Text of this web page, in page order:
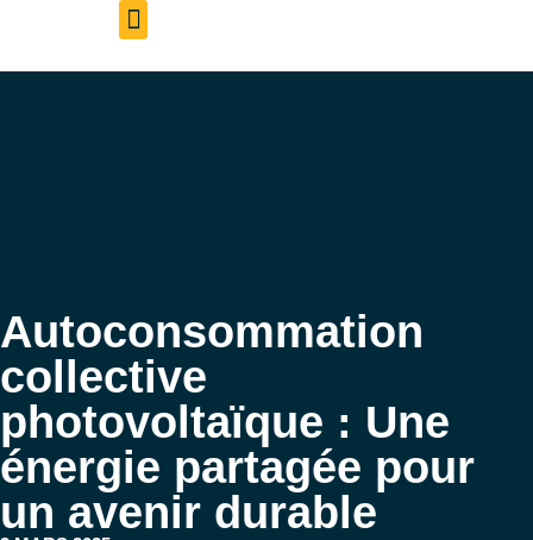
Autoconsommation
collective
photovoltaïque : Une
énergie partagée pour
un avenir durable